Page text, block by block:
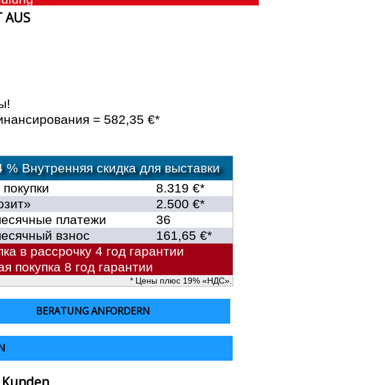
AUS
= 582,35 €*
% Внутренняя скидка для выставки
8.319 €*
2.500 €*
платежи
36
взнос
161,65 €*
в рассрочку 4 год гарантии
покупка 8 год гарантии
* Цены плюс 19% «НДС».
BERATUNG ANFORDERN